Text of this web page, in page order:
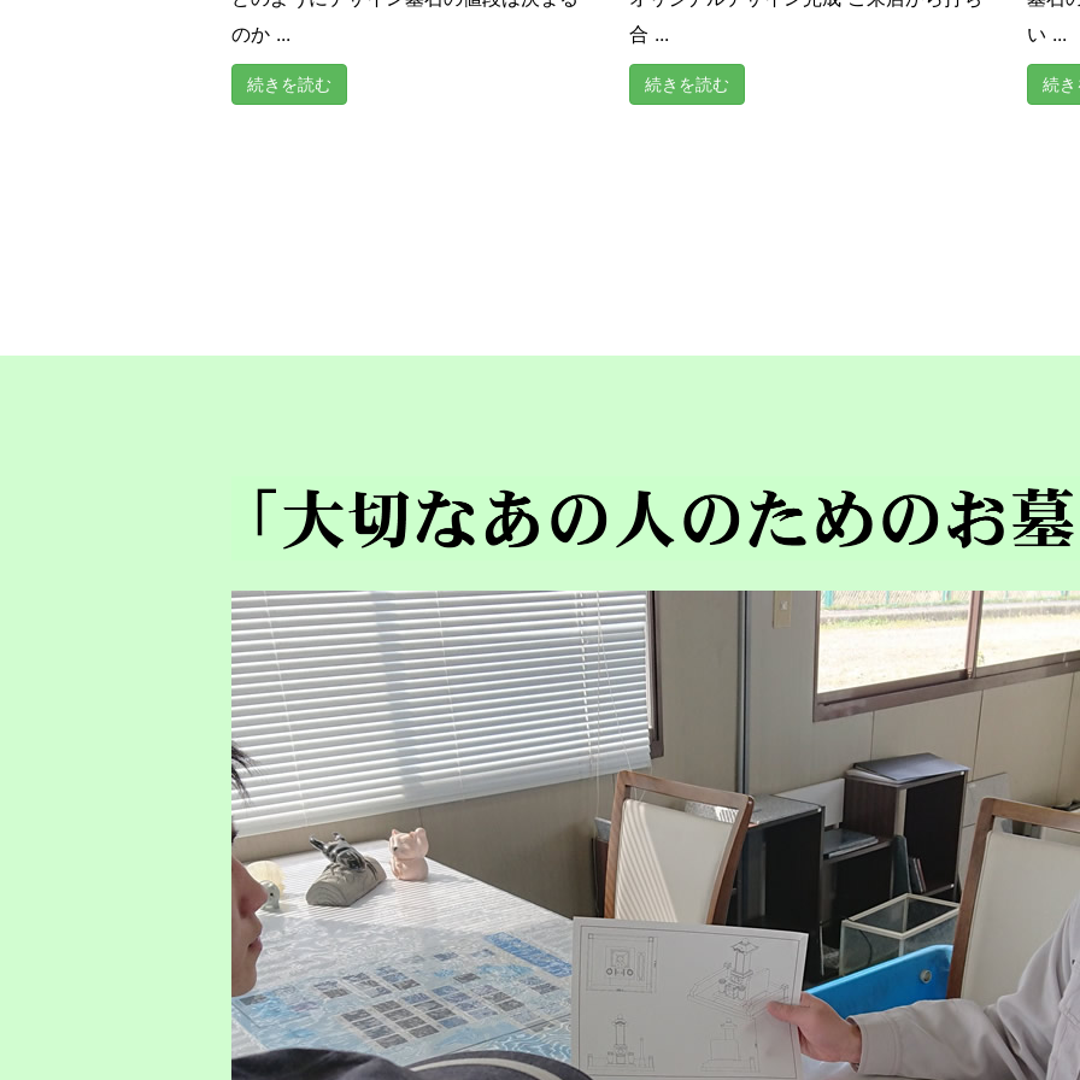
のか ...
続きを読む
合 ...
続きを読む
い ...
続